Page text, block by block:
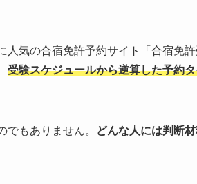
気の合宿免許予約サイト「合宿免
受験スケジュールから逆算した予約
もありません。
どんな人には判断